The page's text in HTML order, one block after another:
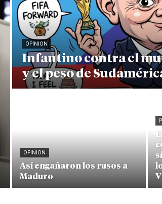
OPINION
Infantino contra el
y el peso de
OPINION
Así engañaron los rusos a
Maduro